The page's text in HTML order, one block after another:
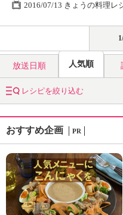
2016/07/13 きょうの料理レ
放送日順 人気順
レシピを絞り込む
おすすめ企画 PR